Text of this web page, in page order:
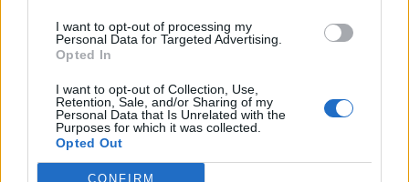
I want to opt-out of processing my
Personal Data for Targeted Advertising.
Opted In
I want to opt-out of Collection, Use,
Retention, Sale, and/or Sharing of my
Personal Data that Is Unrelated with the
Purposes for which it was collected.
Opted Out
CONFIRM